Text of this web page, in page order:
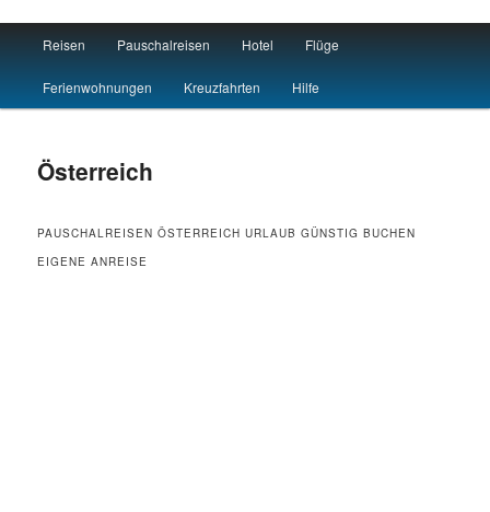
Reisen Hotel Flug
Skip to primary content
Skip to secondary content
Reisen Pauschalreisen Hotel Flüge
Ferienwohnungen Kreuzfahrten Hilfe
Österreich
PAUSCHALREISEN ÖSTERREICH URLAUB GÜNSTIG BUCHEN
EIGENE ANREISE